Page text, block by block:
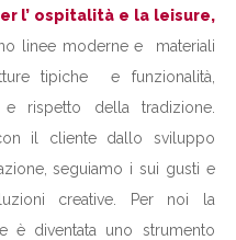
l’ ospitalità e la leisure,
linee moderne e materiali
tipiche e funzionalità,
e rispetto della tradizione.
il cliente dallo sviluppo
seguiamo i sui gusti e
creative. Per noi la
è diventata uno strumento